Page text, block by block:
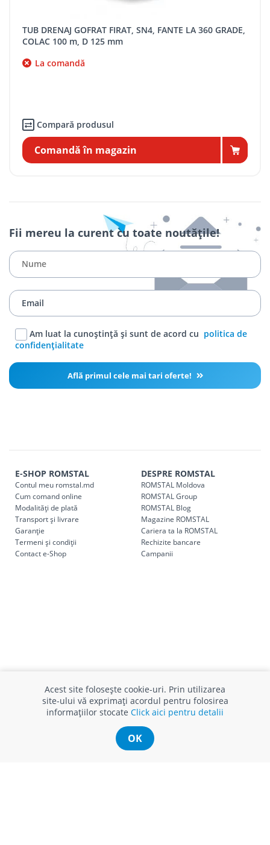
TUB DRENAJ GOFRAT FIRAT, SN4, FANTE LA 360 GRADE,
COLAC 100 m, D 125 mm
La comandă
Compară produsul
Comandă în magazin
Fii mereu la curent cu toate noutățile!
Am luat la cunoștință și sunt de acord cu politica de
confidențialitate
Află primul cele mai tari oferte!
E-SHOP ROMSTAL
Contul meu romstal.md
Cum comand online
Modalități de plată
Transport și livrare
Garanție
Termeni și condiții
Contact e-Shop
DESPRE ROMSTAL
ROMSTAL Moldova
ROMSTAL Group
ROMSTAL Blog
Magazine ROMSTAL
Cariera ta la ROMSTAL
Rechizite bancare
Campanii
INFO CONSUMATOR
Prelucrarea datelor cu caracter
SUPORT CLIENȚI
Relații clienți
Finanțare in rate
Schimb și retur produse
Intrebări frecvente
Acest site folosește cookie-uri. Prin utilizarea
site-ului vă exprimați acordul pentru folosirea
informațiilor stocate Click aici pentru detalii
OK